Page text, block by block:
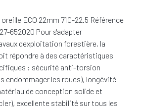
ECO 22mm 710-22.5 Référence
652020 Pour s'adapter
d'exploitation forestière, la
répondre à des caractéristiques
: sécurité anti-torsion
endommager les roues), longévité
de conception solide et
excellente stabilité sur tous les